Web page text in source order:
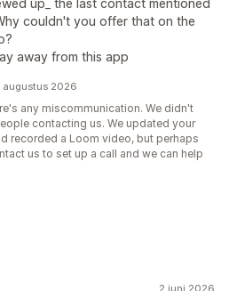
up_ the last contact mentioned
couldn't you offer that on the
away from this app
augustus 2026
any miscommunication. We didn't
contacting us. We updated your
recorded a Loom video, but perhaps
us to set up a call and we can help